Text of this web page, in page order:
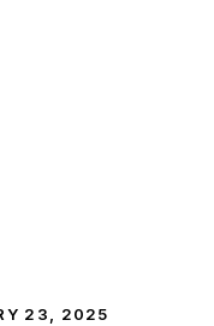
23, 2025